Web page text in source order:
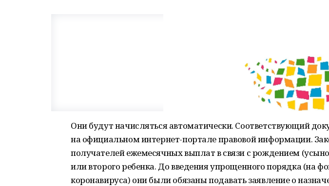
Они будут начисляться автоматически. Соответствующий
на официальном интернет-портале правовой информации.
получателей ежемесячных выплат в связи с рождением
или второго ребенка. До введения упрощенного порядка (на
коронавируса) они были обязаны подавать заявление о